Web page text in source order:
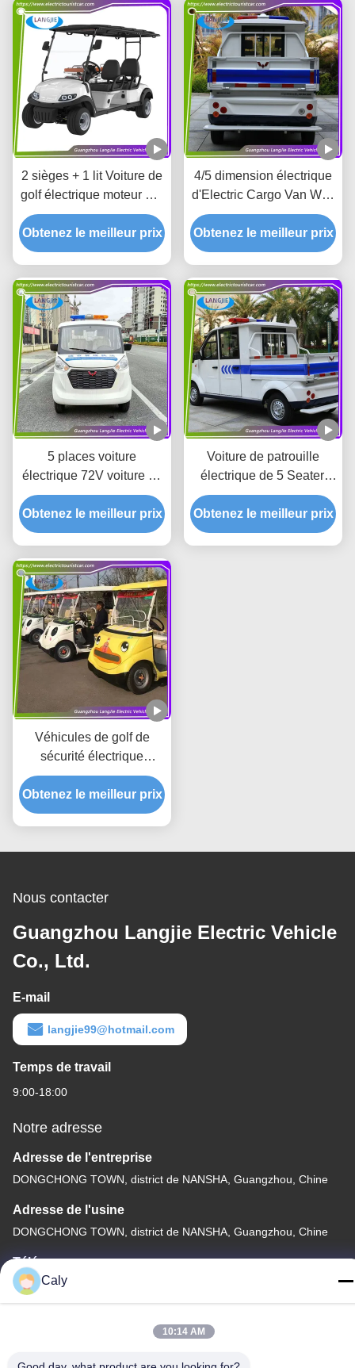
2 sièges + 1 lit Voiture de
golf électrique moteur AC
5 kW voiture d'ambulance
électrique pour l'hôpital
Obtenez le meilleur prix
4/5 dimension électrique
d'Electric Cargo Van With
Customized de conteneur
de boîte de cargaison de
fer de voiture de patrouille
Obtenez le meilleur prix
5 places voiture
électrique 72V voiture de
marchandises électrique
70km autonomie batterie
avec toplight
Obtenez le meilleur prix
Voiture de patrouille
électrique de 5 Seater,
chariots de service
électriques avec la
grande lumière sur le toit
Obtenez le meilleur prix
Véhicules de golf de
sécurité électrique
blanche 48V Système 2
places Voiture touristique
pour le parking
Obtenez le meilleur prix
Nous contacter
Guangzhou Langjie Electric Vehicle
Co., Ltd.
E-mail
langjie99@hotmail.com
Temps de travail
9:00-18:00
Notre adresse
Adresse de l'entreprise
DONGCHONG TOWN, district de NANSHA, Guangzhou, Chine
Adresse de l'usine
DONGCHONG TOWN, district de NANSHA, Guangzhou, Chine
Télégramme
86--8619898299923
Caly
10:14 AM